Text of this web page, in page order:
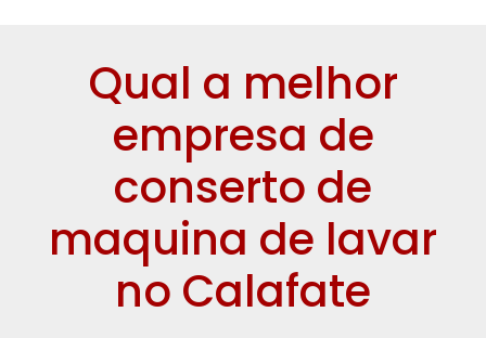
Qual a melhor
empresa de
conserto de
maquina de lavar
no Calafate